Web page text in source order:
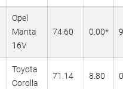
Opel
Manta
16V
74.60 0.00*
Toyota
Corolla
71.14 8.80